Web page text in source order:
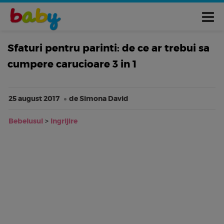
Sfaturi pentru parinti: de ce ar trebui sa
cumpere carucioare 3 in 1
25 august 2017 de Simona David
Bebelusul > Ingrijire